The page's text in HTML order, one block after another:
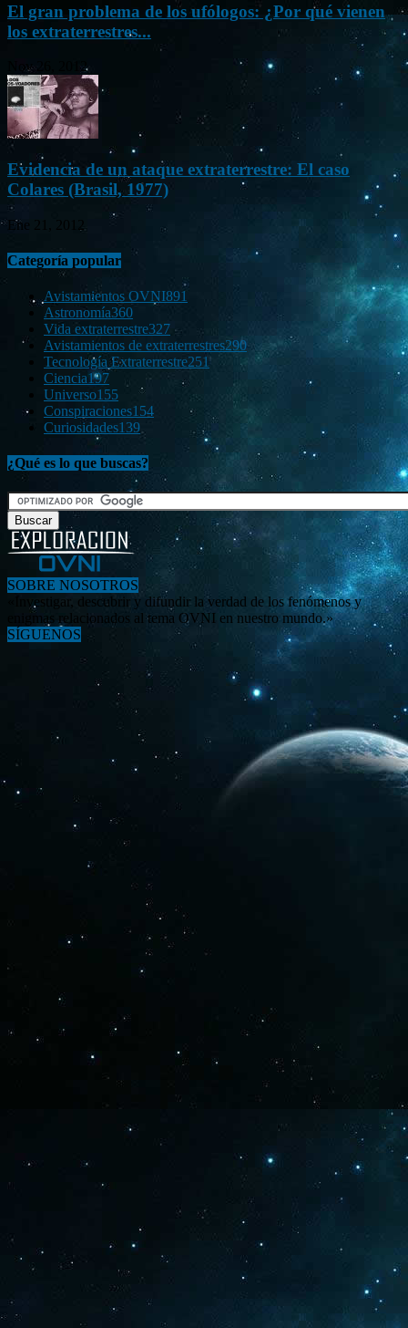
El gran problema de los ufólogos: ¿Por qué vienen
los extraterrestres...
Nov 26, 2012
Evidencia de un ataque extraterrestre: El caso
Colares (Brasil, 1977)
Ene 21, 2012
Categoría popular
Avistamientos OVNI891
Astronomía360
Vida extraterrestre327
Avistamientos de extraterrestres290
Tecnología Extraterrestre251
Ciencia197
Universo155
Conspiraciones154
Curiosidades139
¿Qué es lo que buscas?
SOBRE NOSOTROS
«Investigar, descubrir y difundir la verdad de los fenómenos y
enigmas relacionados al tema OVNI en nuestro mundo.»
SÍGUENOS